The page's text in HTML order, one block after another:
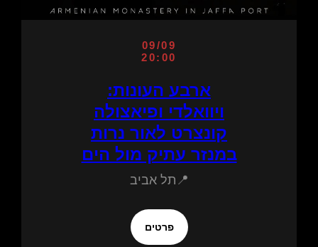
09/09
20:00
ארבע העונות:
ויוואלדי ופיאצולה
קונצרט לאור נרות
במנזר עתיק מול הים
📍תל אביב
פרטים